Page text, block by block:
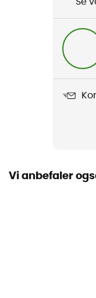
GelProtech Trek
Anvendt teknologi
Skafthøjde
Vi anbefaler